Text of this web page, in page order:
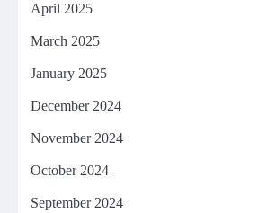
April 2025
March 2025
January 2025
December 2024
November 2024
October 2024
September 2024